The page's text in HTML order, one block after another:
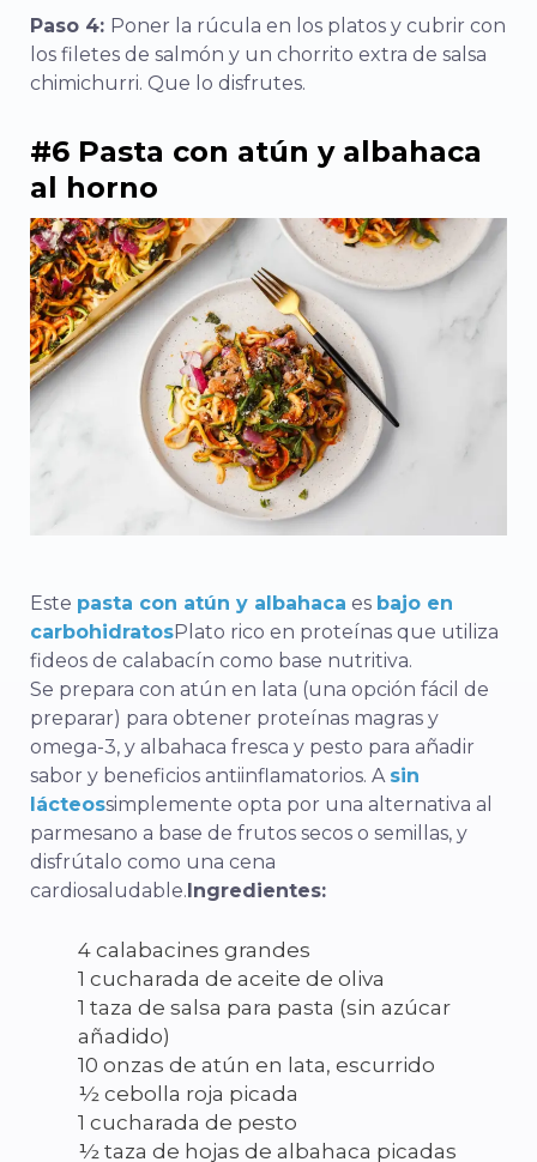
Paso 4: Poner la rúcula en los platos y cubrir con
los filetes de salmón y un chorrito extra de salsa
chimichurri. Que lo disfrutes.
#6 Pasta con atún y albahaca
al horno
Este pasta con atún y albahaca es bajo en
carbohidratosPlato rico en proteínas que utiliza
fideos de calabacín como base nutritiva.
Se prepara con atún en lata (una opción fácil de
preparar) para obtener proteínas magras y
omega-3, y albahaca fresca y pesto para añadir
sabor y beneficios antiinflamatorios. A sin
lácteossimplemente opta por una alternativa al
parmesano a base de frutos secos o semillas, y
disfrútalo como una cena
cardiosaludable. Ingredientes:
4 calabacines grandes
1 cucharada de aceite de oliva
1 taza de salsa para pasta (sin azúcar
añadido)
10 onzas de atún en lata, escurrido
½ cebolla roja picada
1 cucharada de pesto
½ taza de hojas de albahaca picadas